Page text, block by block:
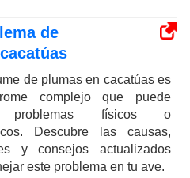
de
de plumas en cacatúas es
complejo que puede
problemas físicos o
Descubre las causas,
y consejos actualizados
este problema en tu ave.